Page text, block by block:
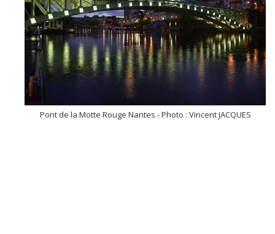
Pont de la Motte Rouge Nantes - Photo : Vincent JACQUES